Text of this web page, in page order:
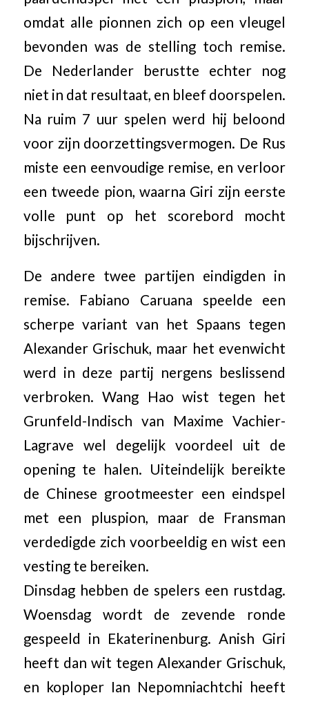
omdat alle pionnen zich op een vleugel
bevonden was de stelling toch remise.
De Nederlander berustte echter nog
niet in dat resultaat, en bleef doorspelen.
Na ruim 7 uur spelen werd hij beloond
voor zijn doorzettingsvermogen. De Rus
miste een eenvoudige remise, en verloor
een tweede pion, waarna Giri zijn eerste
volle punt op het scorebord mocht
bijschrijven.
De andere twee partijen eindigden in
remise. Fabiano Caruana speelde een
scherpe variant van het Spaans tegen
Alexander Grischuk, maar het evenwicht
werd in deze partij nergens beslissend
verbroken. Wang Hao wist tegen het
Grunfeld-Indisch van Maxime Vachier-
Lagrave wel degelijk voordeel uit de
opening te halen. Uiteindelijk bereikte
de Chinese grootmeester een eindspel
met een pluspion, maar de Fransman
verdedigde zich voorbeeldig en wist een
vesting te bereiken.
Dinsdag hebben de spelers een rustdag.
Woensdag wordt de zevende ronde
gespeeld in Ekaterinenburg. Anish Giri
heeft dan wit tegen Alexander Grischuk,
en koploper Ian Nepomniachtchi heeft